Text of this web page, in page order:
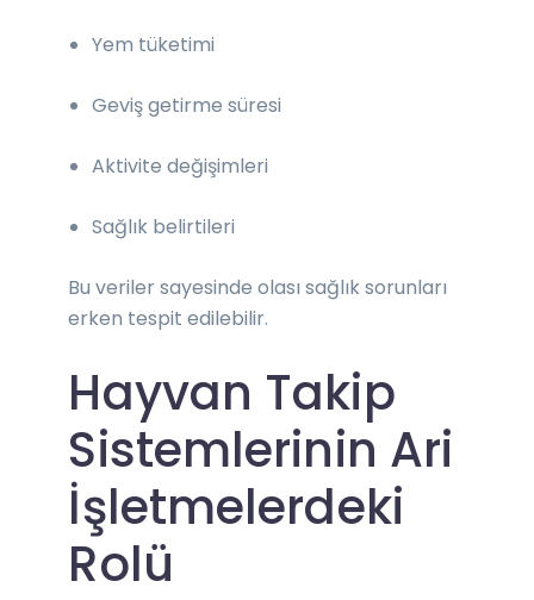
Yem tüketimi
Geviş getirme süresi
Aktivite değişimleri
Sağlık belirtileri
Bu veriler sayesinde olası sağlık sorunları
erken tespit edilebilir.
Hayvan Takip
Sistemlerinin Ari
İşletmelerdeki
Rolü